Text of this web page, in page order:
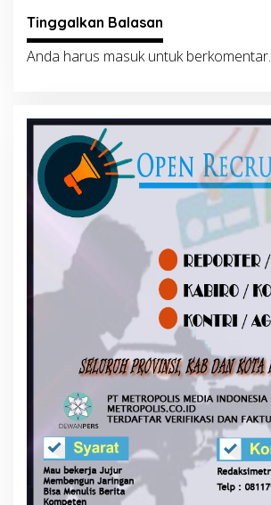
Tinggalkan Balasan
Anda harus masukuntuk berkomentar.